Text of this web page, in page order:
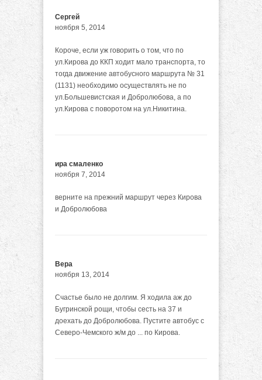
Сергей
ноября 5, 2014
Короче, если уж говорить о том, что по
ул.Кирова до ККП ходит мало транспорта, то
тогда движение автобусного маршрута № 31
(1131) необходимо осуществлять не по
ул.Большевистская и Добролюбова, а по
ул.Кирова с поворотом на ул.Никитина.
ира смаленко
ноября 7, 2014
верните на прежний маршрут через Кирова
и Добролюбова
Вера
ноября 13, 2014
Счастье было не долгим. Я ходила аж до
Бугринской рощи, чтобы сесть на 37 и
доехать до Добролюбова. Пустите автобус с
Северо-Чемского ж/м до ... по Кирова.